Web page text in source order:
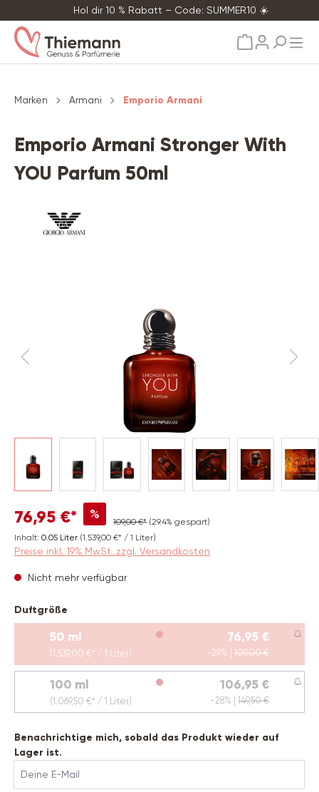
Hol dir 10 % Rabatt – Code: SUMMER10 ☀️
Marken Armani Emporio Armani
Emporio Armani Stronger With
YOU Parfum 50ml
76,95 €* % 109,00 €* (29.4% gespart)
Inhalt: 0.05 Liter (1.539,00 €* / 1 Liter)
Preise inkl. 19% MwSt. zzgl. Versandkosten
Nicht mehr verfügbar
Duftgröße
50 ml
(1.539,00 €* / 1 Liter)
76,95 €
-29% |109,00 €
(Diese Option ist zurzeit nicht verfügbar.)
100 ml
(1.069,50 €* / 1 Liter)
106,95 €
-28% |149,50 €
(Diese Option ist zurzeit nicht verfügbar.)
Benachrichtige mich, sobald das Produkt wieder auf
Lager ist.